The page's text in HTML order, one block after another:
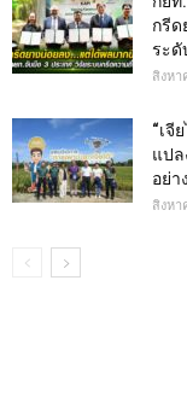
กรีด
ระดั
สิงหา
“เจี
แปล
อย่า
สิงหา